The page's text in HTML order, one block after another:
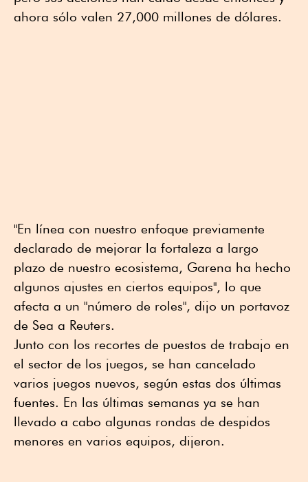
ahora sólo valen 27,000 millones de dólares.
"En línea con nuestro enfoque previamente
declarado de mejorar la fortaleza a largo
plazo de nuestro ecosistema, Garena ha hecho
algunos ajustes en ciertos equipos", lo que
afecta a un "número de roles", dijo un portavoz
de Sea a Reuters.
Junto con los recortes de puestos de trabajo en
el sector de los juegos, se han cancelado
varios juegos nuevos, según estas dos últimas
fuentes. En las últimas semanas ya se han
llevado a cabo algunas rondas de despidos
menores en varios equipos, dijeron.